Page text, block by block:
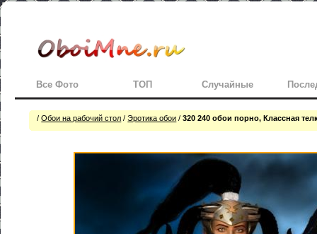
Все Фото ТОП Случайные
/Обои на рабочий стол /Эротика обои /320 240 обои порно, Классная